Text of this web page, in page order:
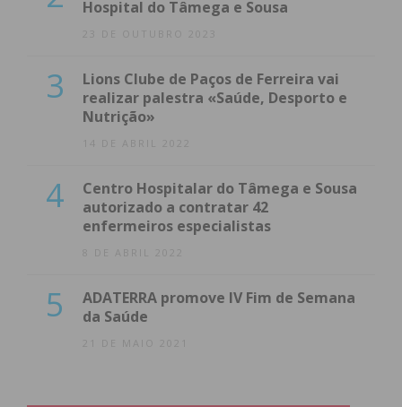
Eu li e concordo com ostermos e
Hospital do Tâmega e Sousa
23 DE OUTUBRO 2023
3
Lions Clube de Paços de Ferreira vai
realizar palestra «Saúde, Desporto e
Nutrição»
14 DE ABRIL 2022
4
Centro Hospitalar do Tâmega e Sousa
autorizado a contratar 42
enfermeiros especialistas
8 DE ABRIL 2022
5
ADATERRA promove IV Fim de Semana
da Saúde
21 DE MAIO 2021